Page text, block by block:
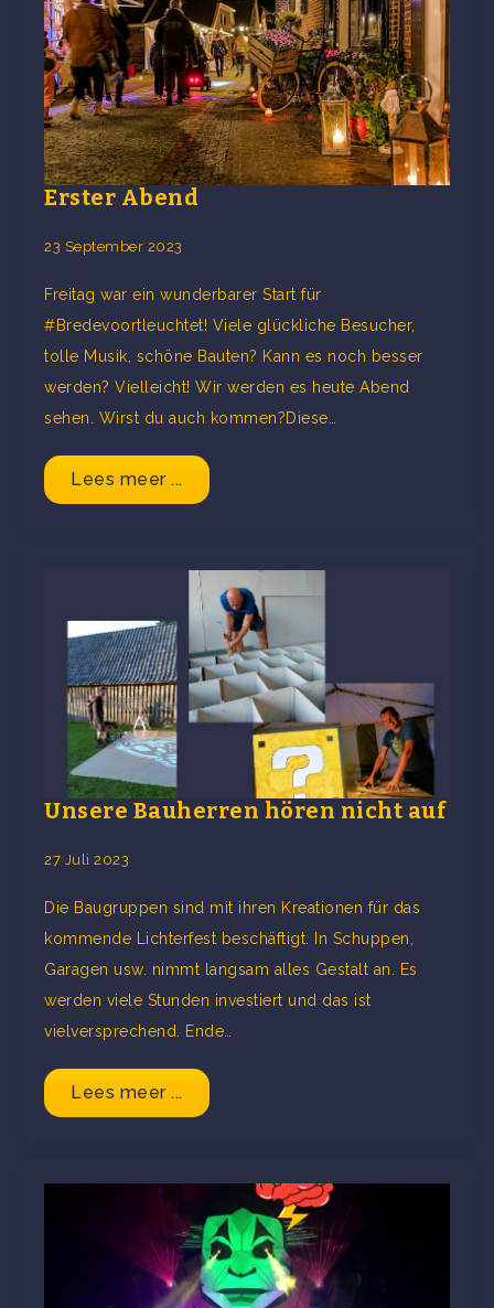
Erster Abend
23 September 2023
Freitag war ein wunderbarer Start für
#Bredevoortleuchtet! Viele glückliche Besucher,
tolle Musik, schöne Bauten? Kann es noch besser
werden? Vielleicht! Wir werden es heute Abend
sehen. Wirst du auch kommen?Diese…
Lees meer ...
Unsere Bauherren hören nicht auf
27 Juli 2023
Die Baugruppen sind mit ihren Kreationen für das
kommende Lichterfest beschäftigt. In Schuppen,
Garagen usw. nimmt langsam alles Gestalt an. Es
werden viele Stunden investiert und das ist
vielversprechend. Ende…
Lees meer ...